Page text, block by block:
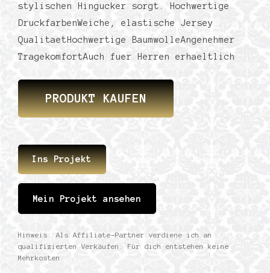
stylischen Hingucker sorgt. Hochwertige
DruckfarbenWeiche, elastische Jersey
QualitaetHochwertige BaumwolleAngenehmer
TragekomfortAuch fuer Herren erhaeltlich
PRODUKT KAUFEN
Ins Projekt
Mein Projekt ansehen
Hinweis: Als Affiliate-Partner verdiene ich an
qualifizierten Verkäufen. Für dich entstehen keine
Mehrkosten.